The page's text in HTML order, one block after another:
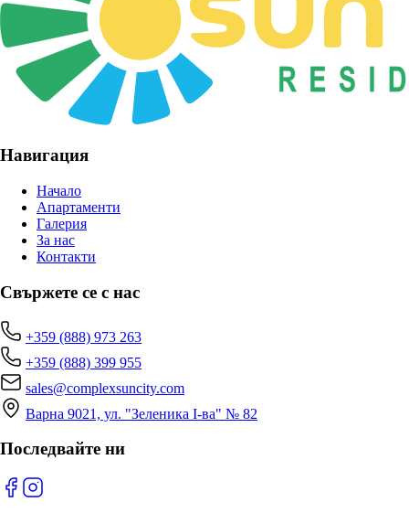
Навигация
Начало
Апартаменти
Галерия
За нас
Контакти
Свържете се с нас
+359 (888) 973 263
+359 (888) 399 955
sales@complexsuncity.com
Варна 9021, ул. "Зеленика I-ва" № 82
Последвайте ни